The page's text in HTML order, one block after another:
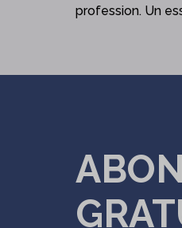
profession. Un